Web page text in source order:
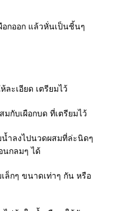
อกออก แล้วหั่นเป็นชิ้นๆ
ะเอียด เตรียมไว้
กับเผือกบด ที่เตรียมไว้
ำลงไปนวดผสมที่ล่ะนิดๆ
นกลมๆ ได้
ล็กๆ ขนาดเท่าๆ กัน หรือ